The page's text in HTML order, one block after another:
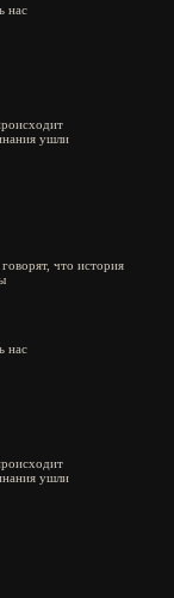
нас
ушли
что история
нас
ушли